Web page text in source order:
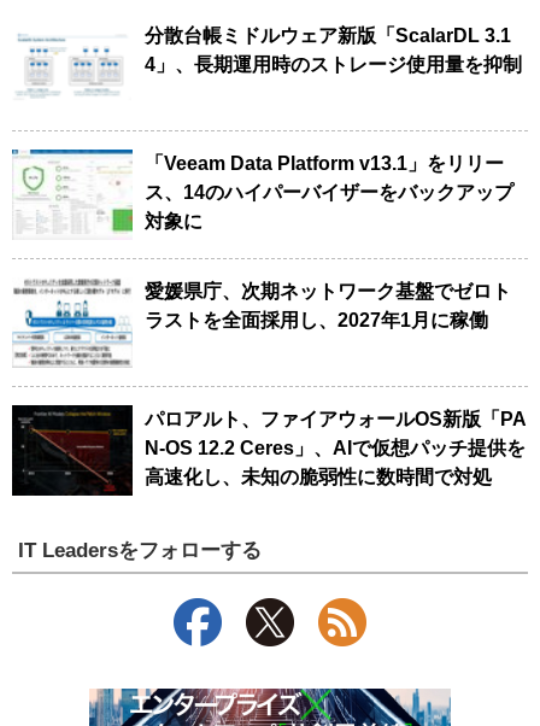
分散台帳ミドルウェア新版「ScalarDL 3.1
4」、長期運用時のストレージ使用量を抑制
「Veeam Data Platform v13.1」をリリー
ス、14のハイパーバイザーをバックアップ
対象に
愛媛県庁、次期ネットワーク基盤でゼロト
ラストを全面採用し、2027年1月に稼働
パロアルト、ファイアウォールOS新版「PA
N-OS 12.2 Ceres」、AIで仮想パッチ提供を
高速化し、未知の脆弱性に数時間で対処
IT Leadersをフォローする